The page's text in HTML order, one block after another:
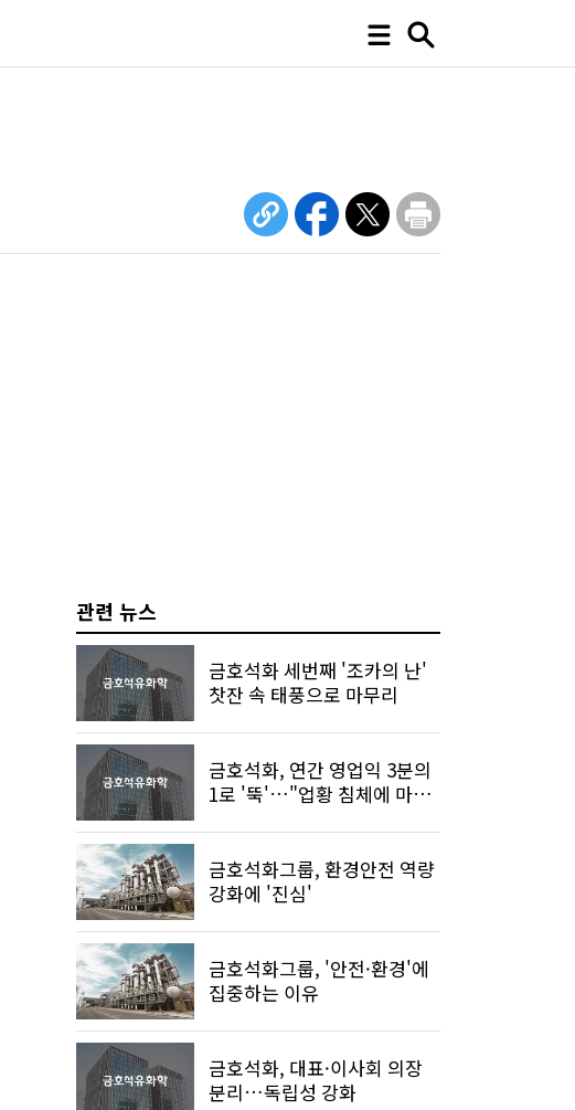
관련 뉴스
금호석화 세번째 '조카의 난'
찻잔 속 태풍으로 마무리
금호석화, 연간 영업익 3분의
1로 '뚝'…"업황 침체에 마진
금호석화그룹, 환경안전 역량
강화에 '진심'
금호석화그룹, '안전·환경'에
집중하는 이유
금호석화, 대표·이사회 의장
분리…독립성 강화